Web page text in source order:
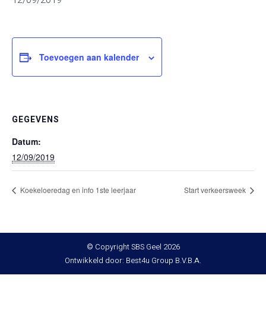
Toevoegen aan kalender
GEGEVENS
Datum:
12/09/2019
Koekeloeredag en info 1ste leerjaar Start verkeersweek
© Copyright SBS Geel 2026
Ontwikkeld door: Best4u Group B.V.B.A.